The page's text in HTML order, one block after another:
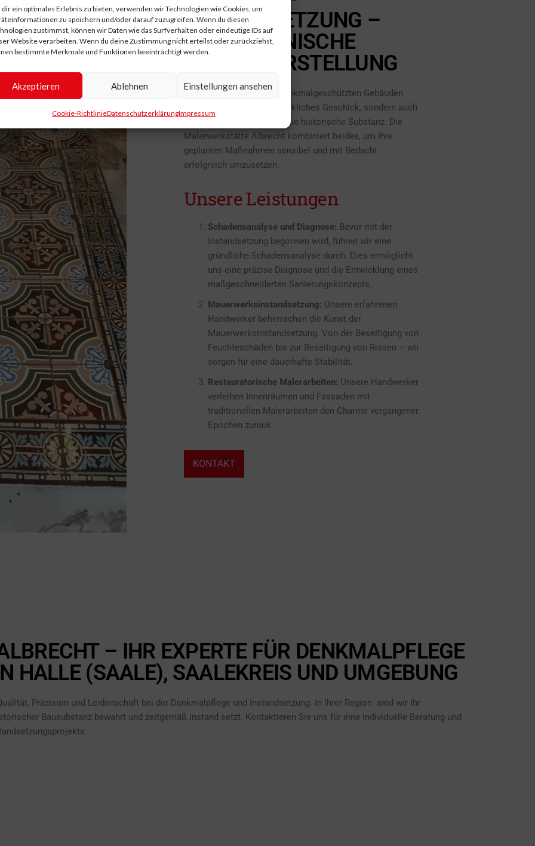
dir ein optimales Erlebnis zu bieten, verwenden wir Technologien wie Cookies, um
zu speichern und/oder darauf zuzugreifen. Wenn du diesen
zustimmst, können wir Daten wie das Surfverhalten oder eindeutige IDs auf
Website verarbeiten. Wenn du deine Zustimmung nicht erteilst oder zurückziehst,
bestimmte Merkmale und Funktionen beeinträchtigt werden.
Akzeptieren Ablehnen Einstellungen ansehen
Cookie-RichtlinieDatenschutzerklärungImpressum
INSTANDSETZUNG –
FACHMÄNNISCHE
WIEDERHERSTELLUNG
Die Instandsetzung von denkmalgeschützten Gebäuden
erfordert nicht nur handwerkliches Geschick, sondern auch
ein tiefes Verständnis für die historische Substanz. Die
Malerwerkstätte Albrecht kombiniert beides, um Ihre
geplanten Maßnahmen sensibel und mit Bedacht
erfolgreich umzusetzen.
Unsere Leistungen
Schadensanalyse und Diagnose: Bevor mit der
Instandsetzung begonnen wird, führen wir eine
gründliche Schadensanalyse durch. Dies ermöglicht
uns eine präzise Diagnose und die Entwicklung eines
maßgeschneiderten Sanierungskonzepts.
Mauerwerksinstandsetzung: Unsere erfahrenen
Handwerker beherrschen die Kunst der
Mauerwerksinstandsetzung. Von der Beseitigung von
Feuchteschäden bis zur Beseitigung von Rissen – wir
sorgen für eine dauerhafte Stabilität.
Restauratorische Malerarbeiten: Unsere Handwerker
verleihen Innenräumen und Fassaden mit
traditionellen Malerarbeiten den Charme vergangener
Epochen zurück
KONTAKT
– IHR EXPERTE FÜR DENKMALPFLEGE
HALLE (SAALE), SAALEKREIS UND UMGEBUNG
Präzision und Leidenschaft bei der Denkmalpflege und Instandsetzung. In Ihrer Region sind wir Ihr
Bausubstanz bewahrt und zeitgemäß instand setzt. Kontaktieren Sie uns für eine individuelle Beratung und